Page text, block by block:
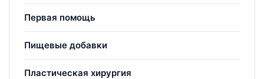
Первая помощь
Пищевые добавки
Пластическая хирургия